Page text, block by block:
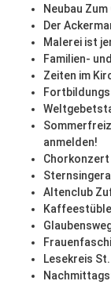
Neubau
Der
Malerei ist
Familien-
Zeiten im
anmelden!
Chorkonzert
Altenclub
Lesekreis